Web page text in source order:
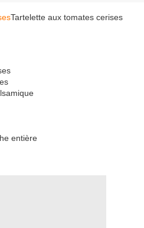
Tartelette aux tomates cerises
entière